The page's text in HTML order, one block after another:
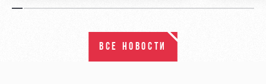
ВСЕ НОВОСТИ